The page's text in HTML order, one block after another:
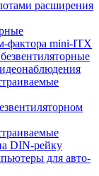
расширения
фактора mini-ITX
DIN-рейку
для авто-